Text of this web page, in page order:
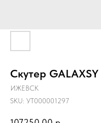
Скутер GALAXSY
ИЖЕВСК
SKU: УТ000001297